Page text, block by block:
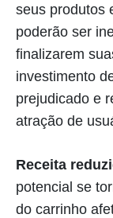
seus produtos
poderão ser
finalizarem
investimento
prejudicado e
atração de
Receita
potencial se
do carrinho